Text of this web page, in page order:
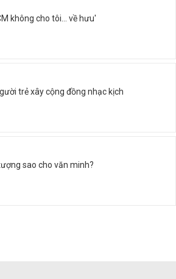
không cho tôi… về hưu'
trẻ xây cộng đồng nhạc kịch
sao cho văn minh?